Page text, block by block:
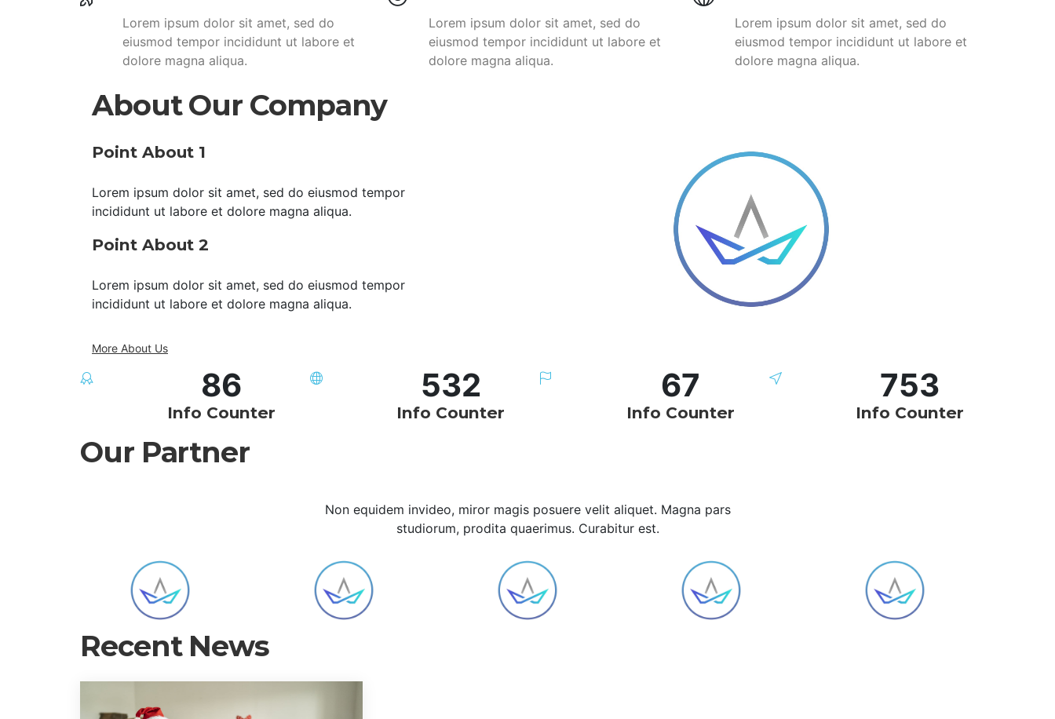
Lorem ipsum dolor sit amet, sed do
eiusmod tempor incididunt ut labore et
dolore magna aliqua.
Lorem ipsum dolor sit amet, sed do
eiusmod tempor incididunt ut labore et
dolore magna aliqua.
Lorem ipsum dolor sit amet, sed do
eiusmod tempor incididunt ut labore et
dolore magna aliqua.
About Our Company
Point About 1
Lorem ipsum dolor sit amet, sed do eiusmod tempor
incididunt ut labore et dolore magna aliqua.
Point About 2
Lorem ipsum dolor sit amet, sed do eiusmod tempor
incididunt ut labore et dolore magna aliqua.
More About Us
86
Info Counter
532
Info Counter
67
Info Counter
753
Info Counter
Our Partner
Non equidem invideo, miror magis posuere velit aliquet. Magna pars
studiorum, prodita quaerimus. Curabitur est.
Recent News